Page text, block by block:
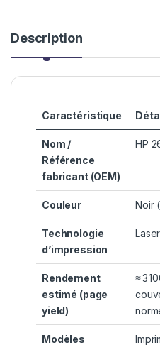
Description
Caractéristique
Nom /
Référence
fabricant (OEM)
HP
Couleur Noir
Technologie
d’impression
Rendement
estimé (page
yield)
≈ 3
Modèles